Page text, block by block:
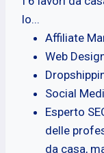
lo...
Affiliate
Web
Social
Esperto
delle
da casa,